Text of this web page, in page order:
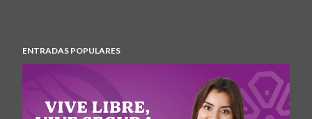
ENTRADAS POPULARES